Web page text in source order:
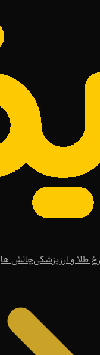
طلا و ارزپزشکیچالش ها